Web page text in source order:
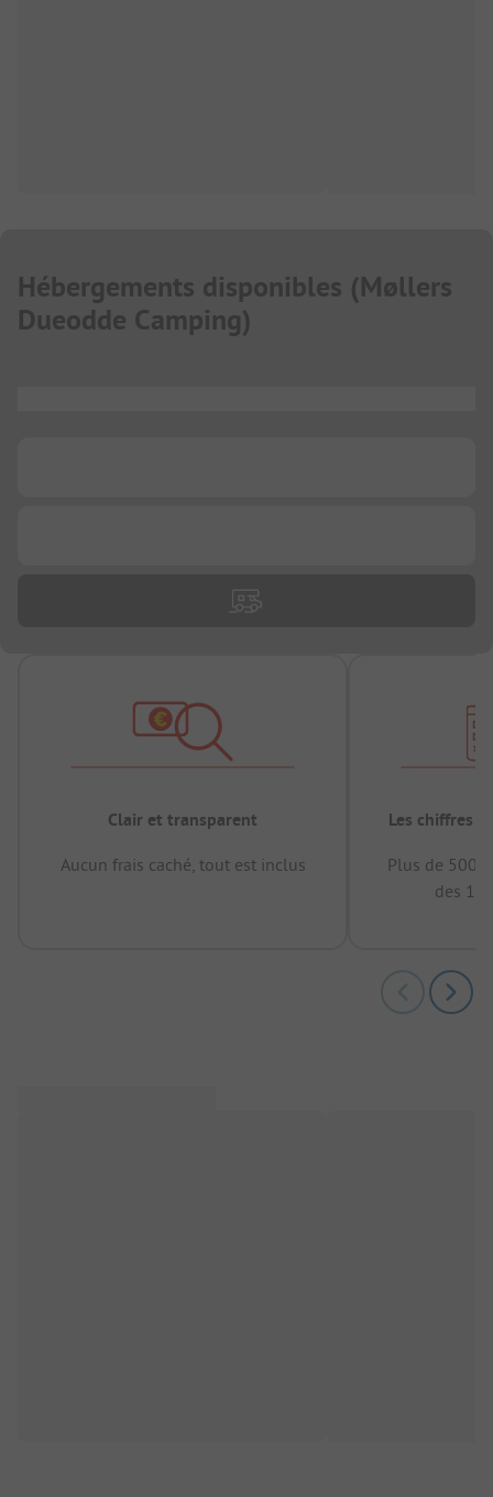
Hébergements disponibles (Møllers
Dueodde Camping)
Clair et transparent
Aucun frais caché, tout est inclus
Les chiffres
Plus de
des 12